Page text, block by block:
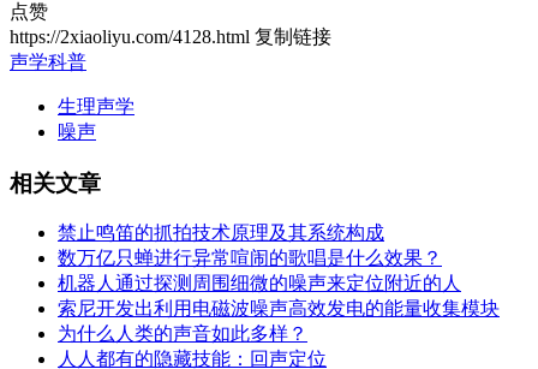
点赞
https://2xiaoliyu.com/4128.html 复制链接
声学科普
生理声学
噪声
相关文章
禁止鸣笛的抓拍技术原理及其系统构成
数万亿只蝉进行异常喧闹的歌唱是什么效果？
机器人通过探测周围细微的噪声来定位附近的人
索尼开发出利用电磁波噪声高效发电的能量收集模块
为什么人类的声音如此多样？
人人都有的隐藏技能：回声定位